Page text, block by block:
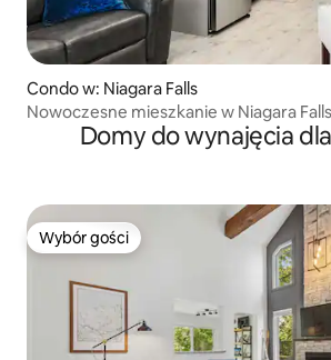
Condo w: Niagara Falls
Nowoczesne mieszkanie w Niagara Falls
Domy do wynajęcia
Wybór gości
Wybór gości